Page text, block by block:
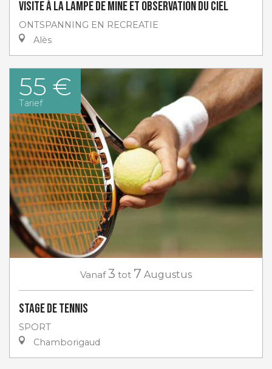
Visite à la lampe de Mine et Observation du ciel
ONTSPANNING EN RECREATIE
Alès
55 €
Tarief
Vanaf 3 tot 7 Augustus
Stage de tennis
SPORT
Chamborigaud